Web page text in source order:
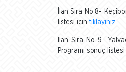
İlan Sıra No 8-
listesi için tıklayınız.
İlan Sıra No 9-
Programı sonuç listesi